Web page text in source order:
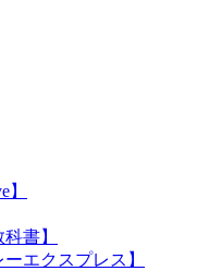
書】
エクスプレス】